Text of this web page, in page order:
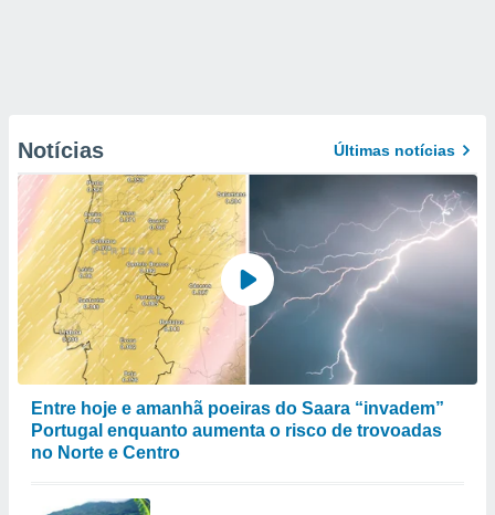
Notícias Últimas notícias
Entre hoje e amanhã poeiras do Saara “invadem”
Portugal enquanto aumenta o risco de trovoadas
no Norte e Centro